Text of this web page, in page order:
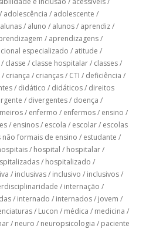
adolescência / adolescente /
alunas/ aluno / alunos/ aprendiz/
/ aprendizagens/
especializado / atitude /
classe / classe hospitalar/ classes/
/ criança / crianças/ CTI / deficiência /
/ didático / didáticos/ direitos
/ divergentes/ doença /
/ enfermo / enfermos/ ensino /
/ ensinos/ escola / escolar/ escolas
não formais de ensino / estudante /
/ hospital / hospitalar/
/ hospitalizado /
/ inclusivas/ inclusivo / inclusivos/
/ internação /
/ internado / internados/ jovem /
/ Lucon / médica / medicina /
/ neuro / neuropsicologia / paciente